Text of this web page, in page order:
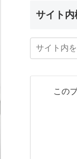
サイト内
この